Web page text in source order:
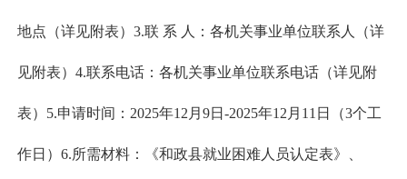
地点（详见附表）3.联 系 人：各机关事业单位联系人（详
见附表）4.联系电话：各机关事业单位联系电话（详见附
表）5.申请时间：2025年12月9日-2025年12月11日（3个工
作日）6.所需材料：《和政县就业困难人员认定表》、